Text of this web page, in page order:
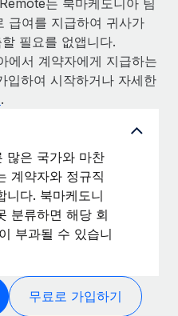
급여를 지급하여 귀사가
필요를 없앱니다.
에서 계약자에게 지급하는
입하여 시작하거나 자세한
.
많은 국가와 마찬
계약자와 정규직
니다. 북마케도니
분류하면 해당 회
부과될 수 있습니
무료로 가입하기